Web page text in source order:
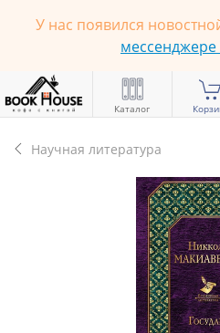
У нас появился
мессенджере
Каталог
Научная литература